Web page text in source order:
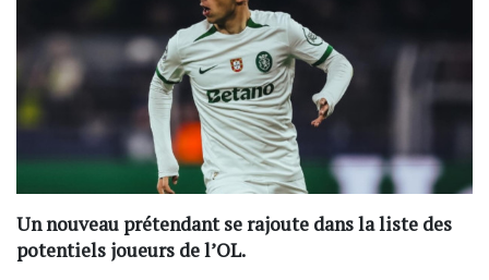
Un nouveau prétendant se rajoute dans la liste des
potentiels joueurs de l’OL.